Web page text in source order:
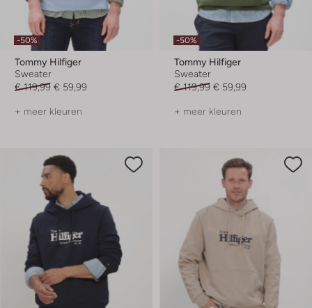
-50%
Tommy Hilfiger
Sweater
€ 119,99 € 59,99
+ meer kleuren
-50%
Tommy Hilfiger
Sweater
€ 119,99 € 59,99
+ meer kleuren